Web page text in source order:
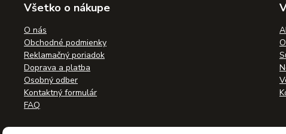
Všetko o nákupe
O nás
Obchodné podmienky
Reklamačný poriadok
Doprava a platba
Osobný odber
Kontaktný formulár
FAQ